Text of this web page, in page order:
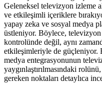
Geleneksel televizyon izleme
ve etkileşimli içeriklere
yapay zeka ve sosyal medya
üstleniyor. Böylece, televizyon
kontrolünde değil, aynı
etkileşimleriyle de güçleniyor.
medya entegrasyonunun
yaygınlaştırılmasındaki
gereken noktaları detaylıca